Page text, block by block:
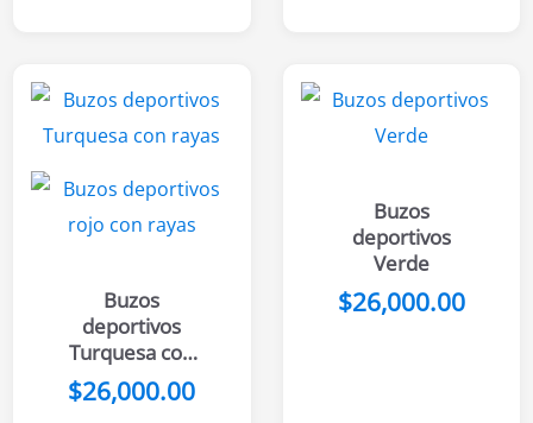
Buzos
deportivos
Turquesa con
rayas
$26,000.00
Buzos
deportivos
Verde
$26,000.00